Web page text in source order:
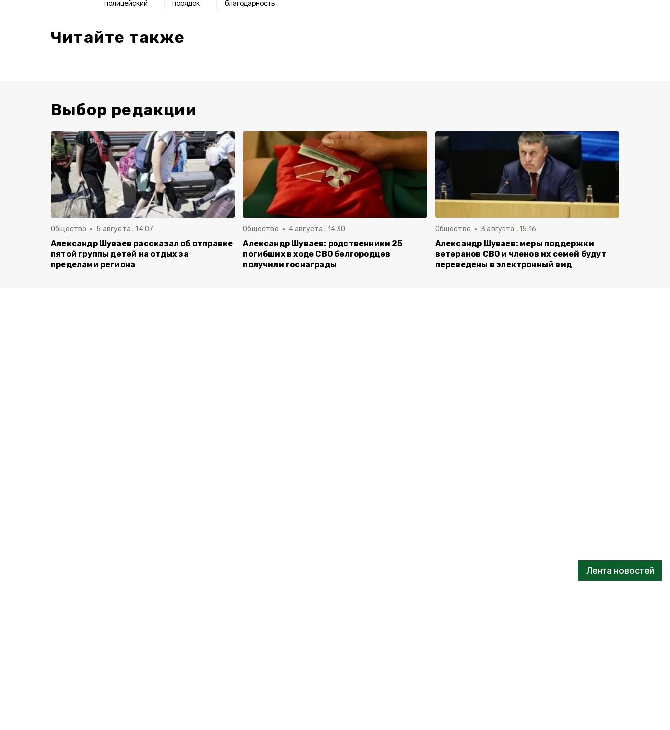
Лента новостей
полицейский порядок благодарность
Читайте также
Выбор редакции
Общество 5 августа , 14:07
Александр Шуваев рассказал об отправке
пятой группы детей на отдых за
пределами региона
Общество 4 августа , 14:30
Александр Шуваев: родственники 25
погибших в ходе СВО белгородцев
получили госнаграды
Общество 3 августа , 15:16
Александр Шуваев: меры поддержки
ветеранов СВО и членов их семей будут
переведены в электронный вид